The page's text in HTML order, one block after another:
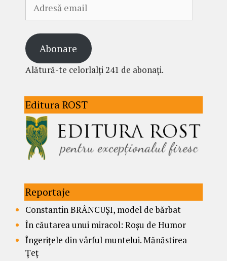
email
Abonare
Alătură-te celorlalți 241 de abonați.
Editura ROST
Reportaje
Constantin BRÂNCUȘI, model de bărbat
În căutarea unui miracol: Roșu de Humor
Îngerițele din vârful muntelui. Mănăstirea
Țeț